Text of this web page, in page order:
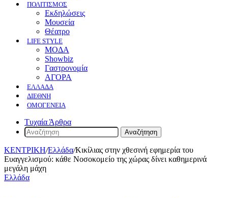
ΠΟΛΙΤΙΣΜΟΣ
Eκδηλώσεις
Mουσεία
Θέατρο
LIFE STYLE
ΜΟΔΑ
Showbiz
Γαστρονομία
ΑΓΟΡΑ
ΕΛΛΆΔΑ
ΔΙΕΘΝΉ
ΟΜΟΓΈΝΕΙΑ
Τυχαία Άρθρα
Αναζήτηση
ΚΕΝΤΡΙΚΗ/Ελλάδα/Kικίλιας στην χθεσινή εφημερία του
Ευαγγελισμού: κάθε Νοσοκομείο της χώρας δίνει καθημερινά
μεγάλη μάχη
Ελλάδα